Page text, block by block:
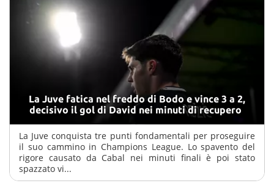
La Juve fatica nel freddo di Bodo e vince 3 a 2,
decisivo il gol di David nei minuti di recupero
La Juve conquista tre punti fondamentali per proseguire
il suo cammino in Champions League. Lo spavento del
rigore causato da Cabal nei minuti finali è poi stato
spazzato vi...